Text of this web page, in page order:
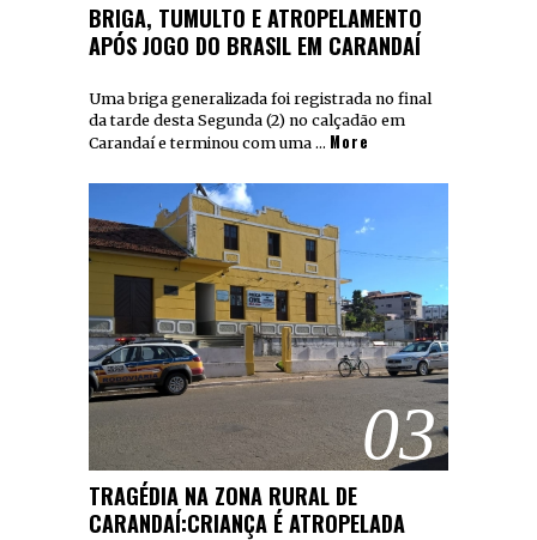
BRIGA, TUMULTO E ATROPELAMENTO
APÓS JOGO DO BRASIL EM CARANDAÍ
Uma briga generalizada foi registrada no final
da tarde desta Segunda (2) no calçadão em
Carandaí e terminou com uma … More
03
TRAGÉDIA NA ZONA RURAL DE
CARANDAÍ:CRIANÇA É ATROPELADA